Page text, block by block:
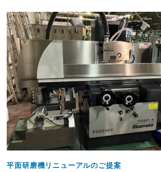
平面研磨機リニューアルのご提案